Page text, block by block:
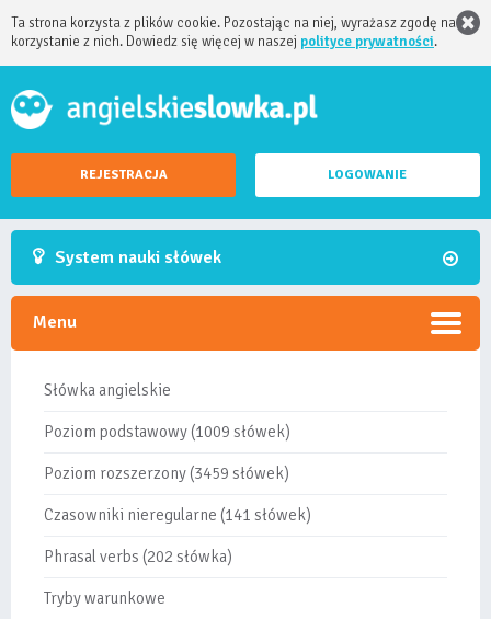
Ta strona korzysta z plików cookie. Pozostając na niej, wyrażasz zgodę na
korzystanie z nich. Dowiedz się więcej w naszej polityce prywatności.
REJESTRACJA LOGOWANIE
System nauki słówek
Menu
Słówka angielskie
Poziom podstawowy (1009 słówek)
Poziom rozszerzony (3459 słówek)
Czasowniki nieregularne (141 słówek)
Phrasal verbs (202 słówka)
Tryby warunkowe